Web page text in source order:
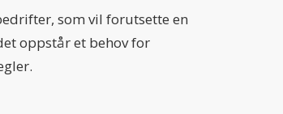
som vil forutsette en
oppstår et behov for